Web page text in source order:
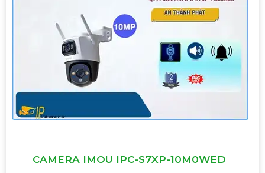
CAMERA IMOU IPC-S7XP-10M0WED